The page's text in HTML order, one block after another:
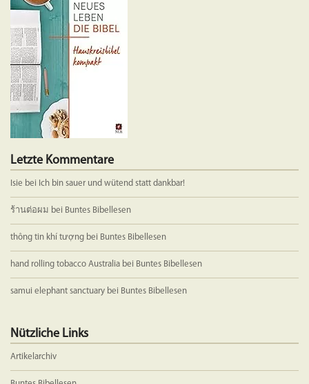
Letzte Kommentare
Isie bei Ich bin sauer und wütend statt dankbar!
ร้านต่อผม bei Buntes Bibellesen
thông tin khí tượng bei Buntes Bibellesen
hand rolling tobacco Australia bei Buntes Bibellesen
samui elephant sanctuary bei Buntes Bibellesen
Nützliche Links
Artikelarchiv